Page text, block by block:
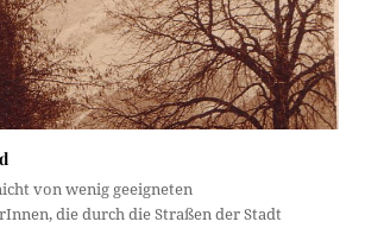
von wenig geeigneten
die durch die Straßen der Stadt